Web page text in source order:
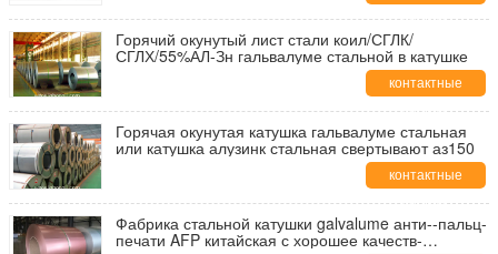
данные
Горячий окунутый лист стали коил/СГЛК/
СГЛХ/55%АЛ-Зн гальвалуме стальной в катушке
контактные
данные
Горячая окунутая катушка гальвалуме стальная
или катушка алузинк стальная свертывают аз150
контактные
данные
Фабрика стальной катушки galvalume анти--пальц-
печати AFP китайская с хорошее качеств-